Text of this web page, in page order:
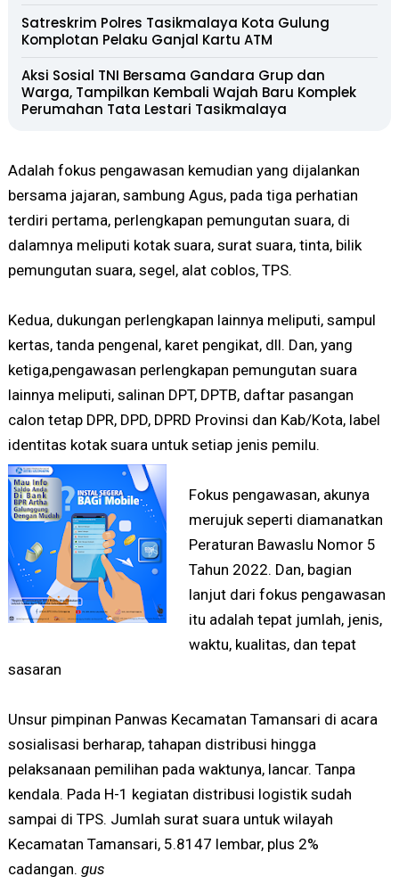
Satreskrim Polres Tasikmalaya Kota Gulung
Komplotan Pelaku Ganjal Kartu ATM
Aksi Sosial TNI Bersama Gandara Grup dan
Warga, Tampilkan Kembali Wajah Baru Komplek
Perumahan Tata Lestari Tasikmalaya
Adalah fokus pengawasan kemudian yang dijalankan
bersama jajaran, sambung Agus, pada tiga perhatian
terdiri pertama, perlengkapan pemungutan suara, di
dalamnya meliputi kotak suara, surat suara, tinta, bilik
pemungutan suara, segel, alat coblos, TPS.
Kedua, dukungan perlengkapan lainnya meliputi, sampul
kertas, tanda pengenal, karet pengikat, dll. Dan, yang
ketiga,pengawasan perlengkapan pemungutan suara
lainnya meliputi, salinan DPT, DPTB, daftar pasangan
calon tetap DPR, DPD, DPRD Provinsi dan Kab/Kota, label
identitas kotak suara untuk setiap jenis pemilu.
Fokus pengawasan, akunya
merujuk seperti diamanatkan
Peraturan Bawaslu Nomor 5
Tahun 2022. Dan, bagian
lanjut dari fokus pengawasan
itu adalah tepat jumlah, jenis,
waktu, kualitas, dan tepat
sasaran
Unsur pimpinan Panwas Kecamatan Tamansari di acara
sosialisasi berharap, tahapan distribusi hingga
pelaksanaan pemilihan pada waktunya, lancar. Tanpa
kendala. Pada H-1 kegiatan distribusi logistik sudah
sampai di TPS. Jumlah surat suara untuk wilayah
Kecamatan Tamansari, 5.8147 lembar, plus 2%
cadangan. gus